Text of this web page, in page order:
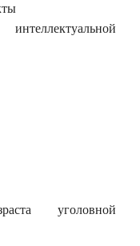
уголовной